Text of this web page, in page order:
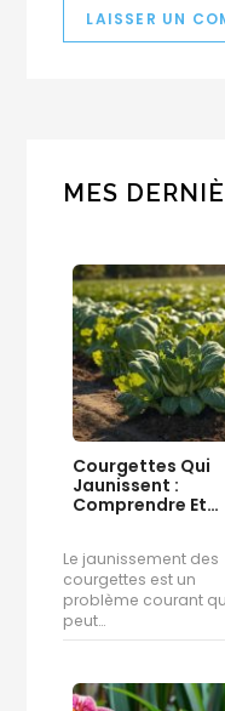
MES
Courgettes Qui
Jaunissent :
Comprendre Et
Le jaunissement des
courgettes est un
problème courant
peut…